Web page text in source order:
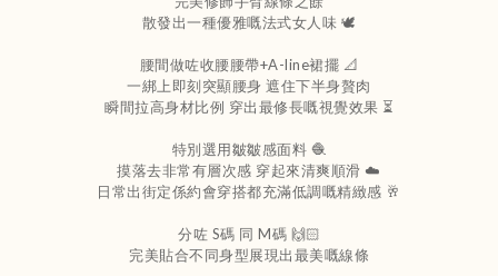
散發出一種優雅嘅法式女人味 🕊️
腰間做咗收腰腰帶+A-line裙擺 📐
一綁上即刻突顯腰身 遮住下半身贅肉
瞬間拉高身材比例 穿出最修長嘅視覺效果 ⏳
特別選用皺皺感面料 🧶
摸落去非常有層次感 穿起來清爽順滑 ☁️
日常出街定係約會穿搭都充滿低調嘅精緻感 🥂
分咗 S碼 同 M碼 🙌🏻
完美貼合不同身型展現出最美嘅線條